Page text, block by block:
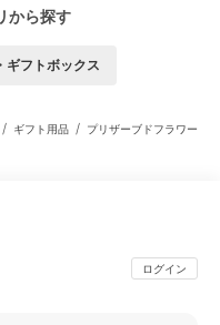
から探す
ギフトボックス
/ ギフト用品 / プリザーブドフラワー
ログイン